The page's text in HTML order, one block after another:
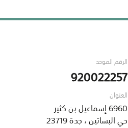
الرقم الموحد
920022257
العنوان
6960 إسماعيل بن كثير
حي البساتين ، جدة 23719